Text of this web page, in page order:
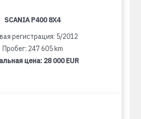
SCANIA P400 8X4
регистрация: 5/2012
Пробег: 247 605 km
цена: 28 000 EUR